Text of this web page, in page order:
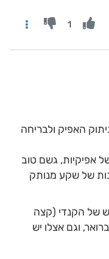
1
האפיק ולבריחה
של אפיקיות, גשם טוב
של שקע מנותק
של הקנדי (קצה
יומיים מאוחר יותר ב-6 לפברואר, וגם אצלו יש